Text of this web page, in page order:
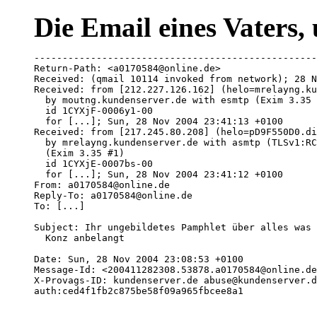
Die Email eines
Return-Path: <a0170584@online.de>
Received: (qmail 10114 invoked from network); 28
Received: from [212.227.126.162]
by moutng.kundenserver.de with esmtp (Exim 3.35
  id 1CYXjF-0006y1-00
  for [...]; Sun, 28 Nov 2004 23:41:13 +0100
Received: from [217.245.80.208]
by mrelayng.kundenserver.de with asmtp
  (Exim 3.35 #1)
  id 1CYXjE-0007bs-00
  for [...]; Sun, 28 Nov 2004 23:41:12 +0100
From: a0170584@online.de
Reply-To: a0170584@online.de
To: [...]
Subject: Ihr ungebildetes Pamphlet über alles was
  Konz anbelangt
Date: Sun, 28 Nov 2004 23:08:53 +0100
Message-Id:
X-Provags-ID: kundenserver.de
auth:ced4f1fb2c875be58f09a965fbcee8a1